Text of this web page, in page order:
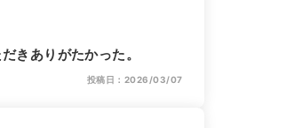
きありがたかった。
投稿日：2026/03/07